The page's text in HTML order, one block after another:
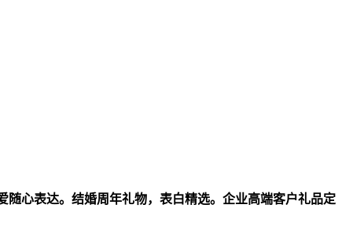
心表达。结婚周年礼物，表白精选。企业高端客户礼品定